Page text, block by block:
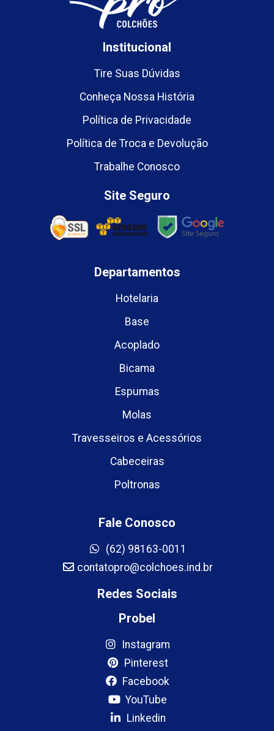
Institucional
Tire Suas Dúvidas
Conheça Nossa História
Política de Privacidade
Política de Troca e Devolução
Trabalhe Conosco
Site Seguro
Departamentos
Hotelaria
Base
Acoplado
Bicama
Espumas
Molas
Travesseiros e Acessórios
Cabeceiras
Poltronas
Fale Conosco
(62) 98163-0011
contatopro@colchoes.ind.br
Redes Sociais
Probel
Instagram
Pinterest
Facebook
YouTube
Linkedin